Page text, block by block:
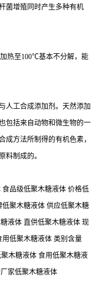
菌增殖同时产生多种有机
热至100℃基本不分解，能
人工合成添加剂。天然添加
包括来自动物和微生物的一
成方法所制得的有机色素，
料制成的。
品级低聚木糖液体 价格低
聚木糖液体 供应低聚木糖
液体 直供低聚木糖液体 现
低聚木糖液体 类别含量
木糖液体 食用低聚木糖液
家低聚木糖液体